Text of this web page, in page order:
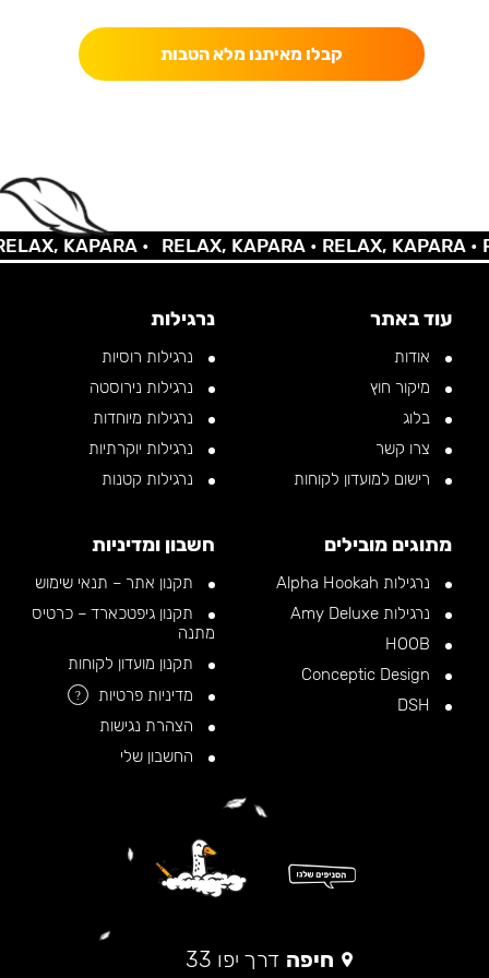
קבלו מאיתנו מלא הטבות
KAPARA • RELAX, KAPARA •RELAX, KAPARA •
עוד באתר
אודות
מיקור חוץ
בלוג
צרו קשר
רישום למועדון לקוחות
נרגילות
נרגילות רוסיות
נרגילות נירוסטה
נרגילות מיוחדות
נרגילות יוקרתיות
נרגילות קטנות
מתוגים מובילים
נרגילות Alpha Hookah
נרגילות Amy Deluxe
חשבון ומדיניות
תקנון אתר – תנאי שימוש
תקנון גיפטכארד – כרטיס
מתנה
תקנון מועדון לקוחות
מדיניות פרטיות
?
הצהרת נגישות
החשבון שלי
חיפה דרך יפו 33